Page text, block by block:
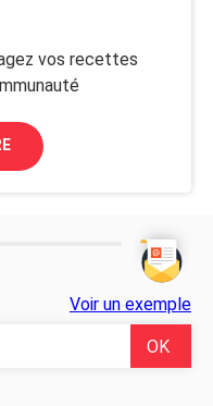
vos recettes
Voir un exemple